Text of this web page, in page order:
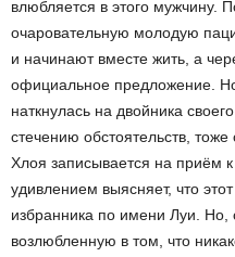
влюбляется в этого мужчину.
очаровательную молодую
и начинают вместе жить, а
официальное предложение.
наткнулась на двойника
стечению обстоятельств, тоже
Хлоя записывается на приём
удивлением выясняет, что
избранника по имени Луи. Но,
возлюбленную в том, что